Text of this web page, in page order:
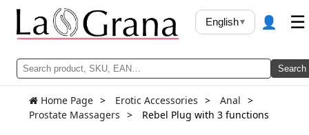
Search
English▾ 👤 ☰
Home Page Erotic Accessories
Anal
Prostate Massagers
Rebel Plug with 3 functions